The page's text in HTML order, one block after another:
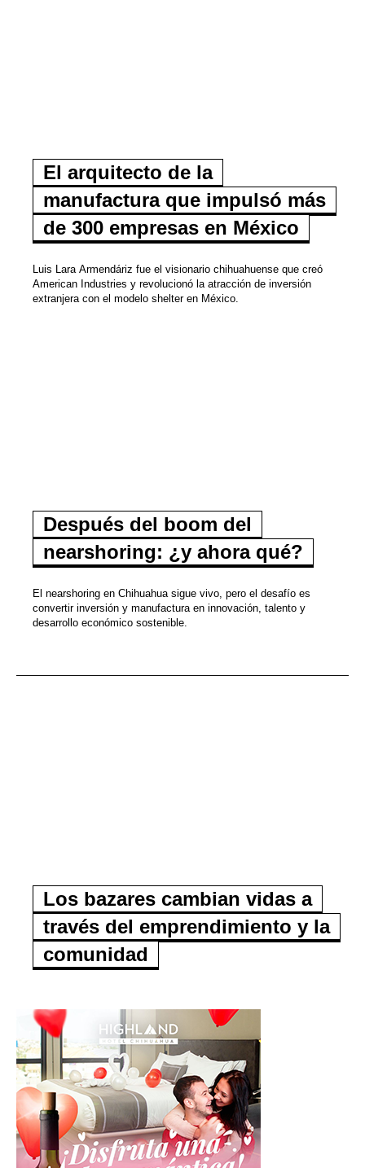
El arquitecto de la
manufactura que impulsó más
de 300 empresas en México
Luis Lara Armendáriz fue el visionario chihuahuense que creó
American Industries y revolucionó la atracción de inversión
extranjera con el modelo shelter en México.
Después del boom del
nearshoring: ¿y ahora qué?
El nearshoring en Chihuahua sigue vivo, pero el desafío es
convertir inversión y manufactura en innovación, talento y
desarrollo económico sostenible.
Los bazares cambian vidas a
través del emprendimiento y la
comunidad